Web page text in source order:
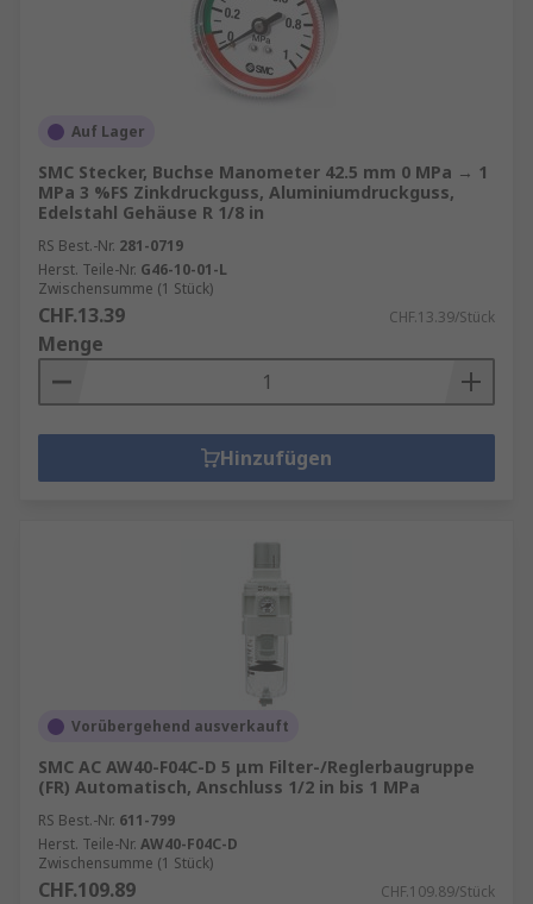
Auf Lager
SMC Stecker, Buchse Manometer 42.5 mm 0 MPa → 1
MPa 3 %FS Zinkdruckguss, Aluminiumdruckguss,
Edelstahl Gehäuse R 1/8 in
RS Best.-Nr. 281-0719
Herst. Teile-Nr. G46-10-01-L
Zwischensumme (1 Stück)
CHF.13.39 CHF.13.39/Stück
Menge
Hinzufügen
Vorübergehend ausverkauft
SMC AC AW40-F04C-D 5 μm Filter-/Reglerbaugruppe
(FR) Automatisch, Anschluss 1/2 in bis 1 MPa
RS Best.-Nr. 611-799
Herst. Teile-Nr. AW40-F04C-D
Zwischensumme (1 Stück)
CHF.109.89 CHF.109.89/Stück